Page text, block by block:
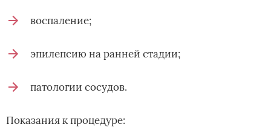
воспаление;
эпилепсию на ранней стадии;
патологии сосудов.
Показания к процедуре: